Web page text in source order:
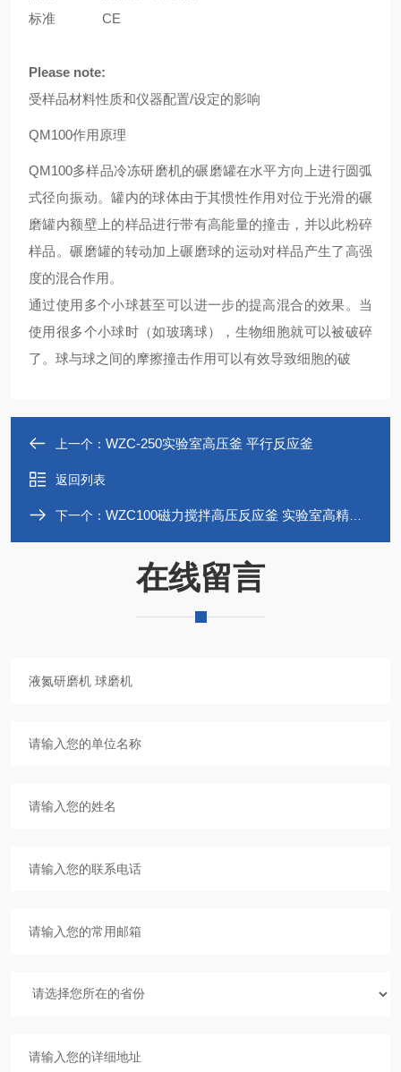
标准
CE
Please note:
受样品材料性质和仪器配置/设定的影响
QM100作用原理
QM100多样品冷冻研磨机的碾磨罐在水平方向上进行圆弧
式径向振动。罐内的球体由于其惯性作用对位于光滑的碾
磨罐内额壁上的样品进行带有高能量的撞击，并以此粉碎
样品。碾磨罐的转动加上碾磨球的运动对样品产生了高强
度的混合作用。
通过使用多个小球甚至可以进一步的提高混合的效果。当
使用很多个小球时（如玻璃球），生物细胞就可以被破碎
了。球与球之间的摩擦撞击作用可以有效导致细胞的破
上一个： WZC-250实验室高压釜 平行反应釜
返回列表
下一个： WZC100磁力搅拌高压反应釜 实验室高精密高压釜
在线留言